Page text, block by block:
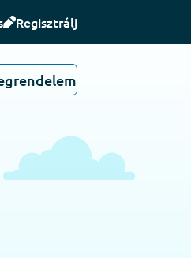
Regisztrálj